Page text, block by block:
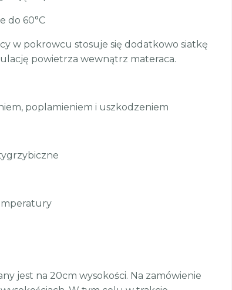
do 60°C
w pokrowcu stosuje się dodatkowo siatkę
powietrza wewnątrz materaca.
poplamieniem i uszkodzeniem
jest na 20cm wysokości. Na zamówienie